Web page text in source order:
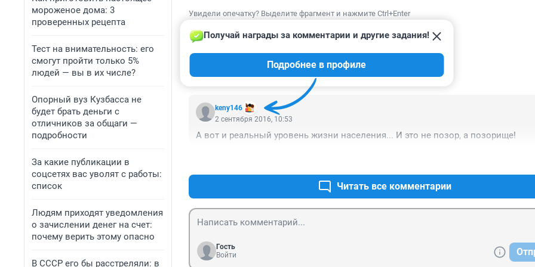
мороженое дома: 3
проверенных рецепта
Тест на внимательность: его
смогут пройти только 5%
людей — вы в их числе?
Опорный вуз Кузбасса не
будет брать деньги с
отличников за общаги —
подробности
За какие публикации в
соцсетях вас уволят с работы:
список
Людям приходят уведомления
о зачислении денег на счет:
почему верить этому опасно
В СССР его бы расстреляли: в
Увидели опечатку? Выделите фрагмент и нажмите Ctrl+Enter
КОММЕНТАРИИ 2
keny146
Получай награды за комментарии и другие задания!
Подробнее в профиле
2 сентября 2016, 10:53
А вот и реальный уровень жизни населения... И это не позор, а позорище!
Читать все комментарии
Гость
Войти